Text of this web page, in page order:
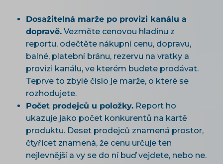
Dosažitelná marže po provizi kanálu a
dopravě. Vezměte cenovou hladinu z
reportu, odečtěte nákupní cenu, dopravu,
balné, platební bránu, rezervu na vratky a
provizi kanálu, ve kterém budete prodávat.
Teprve to zbylé číslo je marže, o které se
rozhodujete.
Počet prodejců u položky. Report ho
ukazuje jako počet konkurentů na kartě
produktu. Deset prodejců znamená prostor,
čtyřicet znamená, že cenu určuje ten
nejlevnější a vy se do ní buď vejdete, nebo ne.